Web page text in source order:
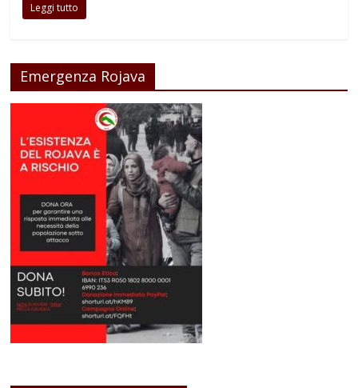
Leggi tutto
Emergenza Rojava